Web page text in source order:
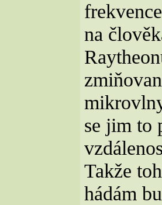
na
se jim to
Takže
hádám